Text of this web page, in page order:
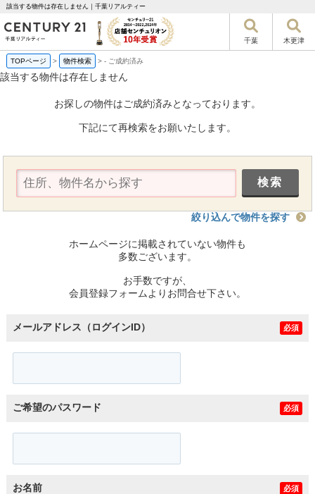
該当する物件は存在しません｜千葉リアルティー
千葉 木更津
TOPページ > 物件検索 >- ご成約済み
該当する物件は存在しません
お探しの物件はご成約済みとなっております。
下記にて再検索をお願いたします。
絞り込んで物件を探す
ホームページに掲載されていない物件も
多数ございます。
お手数ですが、
会員登録フォームよりお問合せ下さい。
メールアドレス（ログインID） 必須
ご希望のパスワード 必須
お名前 必須